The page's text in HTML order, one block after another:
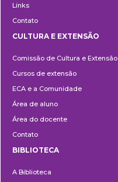
Links
Contato
e
Extensão
CULTURA E EXTENSÃO
Comissão de Cultura e Extensão
Cursos de extensão
ECA e a Comunidade
Área de aluno
Área do docente
Contato
BIBLIOTECA
A Biblioteca